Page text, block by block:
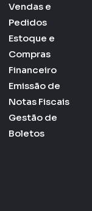
Vendas e
Pedidos
Estoque e
Compras
Financeiro
Emissão de
Notas Fiscais
Gestão de
Boletos